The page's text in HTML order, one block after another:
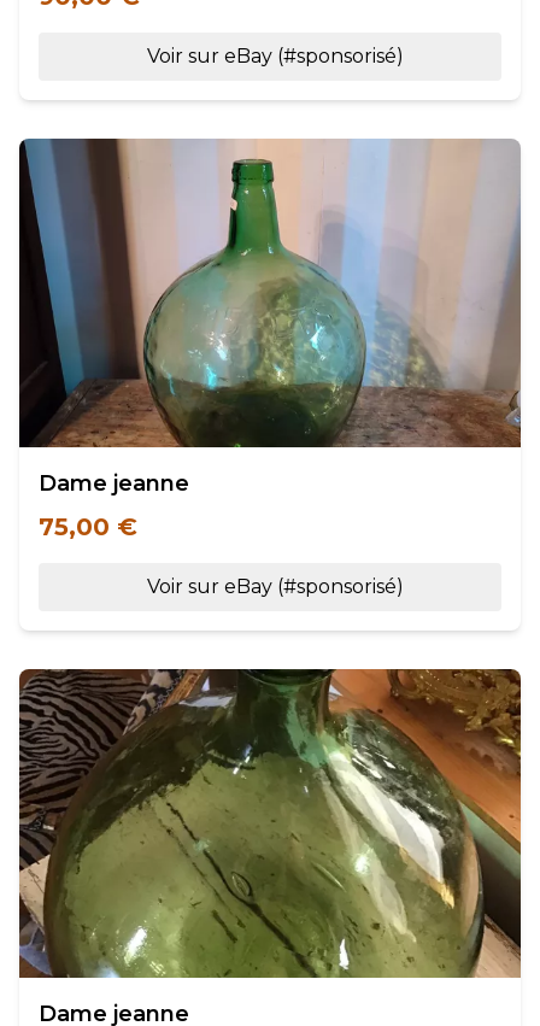
Voir sur eBay (#sponsorisé)
Dame jeanne
75,00 €
Voir sur eBay (#sponsorisé)
Dame jeanne